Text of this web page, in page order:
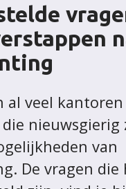
al veel kantoren
nieuwsgierig
van
. De vragen die